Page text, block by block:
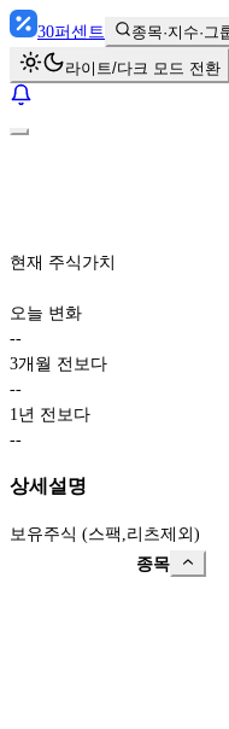
30퍼센트 종목·지수·그
라이트/다크 모드 전환
현재 주식가치
오늘 변화
--
3개월 전보다
--
1년 전보다
--
상세설명
보유주식 (스팩,리츠제외)
종목